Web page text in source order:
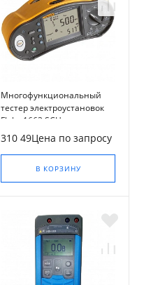
Многофункциональный
тестер электроустановок
Fluke 1663 SCH
310 49Цена по запросу
В КОРЗИНУ